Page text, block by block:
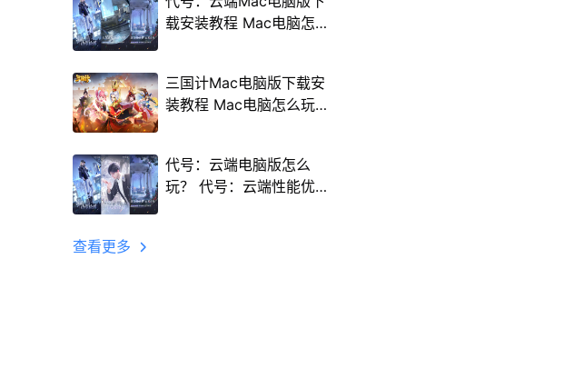
载安装教程 Mac电脑怎
三国计Mac电脑版下载安
装教程 Mac电脑怎么玩
代号：云端电脑版怎么
玩？ 代号：云端性能优
查看更多